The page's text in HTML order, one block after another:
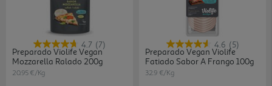
4.7 (7)
Preparado Violife Vegan
Mozzarella Ralado 200g
20.95 €/Kg
4.6 (5)
Preparado Vegan Violife
Fatiado Sabor A Frango 100g
32.9 €/Kg